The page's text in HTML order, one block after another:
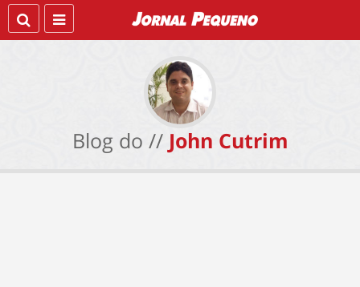
Blog do // John Cutrim